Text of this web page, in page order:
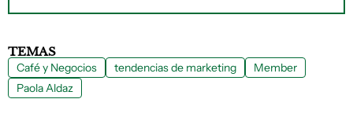
TEMAS
Café y Negocios tendencias de marketing
Member
Paola Aldaz